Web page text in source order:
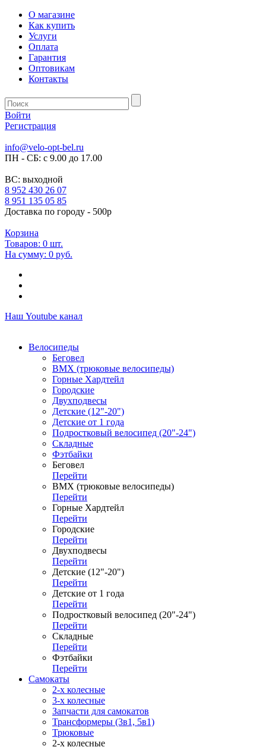
О магазине
Как купить
Услуги
Оплата
Гарантия
Оптовикам
Контакты
Войти
Регистрация
info@velo-opt-bel.ru
ПН - СБ: с 9.00 до 17.00
ВС: выходной
8 952 430 26 07
8 951 135 05 85
Доставка по городу - 500р
Корзина
Товаров: 0 шт.
На сумму: 0 руб.
Наш Youtube канал
Велосипеды
Беговел
ВМХ (трюковые велосипеды)
Горные Хардтейл
Городские
Двухподвесы
Детские (12"-20")
Детские от 1 года
Подростковый велосипед (20"-24")
Складные
Фэтбайки
Беговел
Перейти
ВМХ (трюковые велосипеды)
Перейти
Горные Хардтейл
Перейти
Городские
Перейти
Двухподвесы
Перейти
Детские (12"-20")
Перейти
Детские от 1 года
Перейти
Подростковый велосипед (20"-24")
Перейти
Складные
Перейти
Фэтбайки
Перейти
Самокаты
2-х колесные
3-х колесные
Запчасти для самокатов
Трансформеры (3в1, 5в1)
Трюковые
2-х колесные